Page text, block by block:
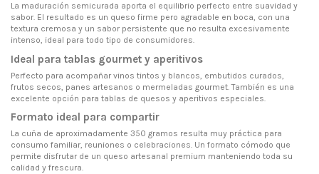
La maduración semicurada aporta el equilibrio perfecto entre suavidad y
sabor. El resultado es un queso firme pero agradable en boca, con una
textura cremosa y un sabor persistente que no resulta excesivamente
intenso, ideal para todo tipo de consumidores.
Ideal para tablas gourmet y aperitivos
Perfecto para acompañar vinos tintos y blancos, embutidos curados,
frutos secos, panes artesanos o mermeladas gourmet. También es una
excelente opción para tablas de quesos y aperitivos especiales.
Formato ideal para compartir
La cuña de aproximadamente 350 gramos resulta muy práctica para
consumo familiar, reuniones o celebraciones. Un formato cómodo que
permite disfrutar de un queso artesanal premium manteniendo toda su
calidad y frescura.